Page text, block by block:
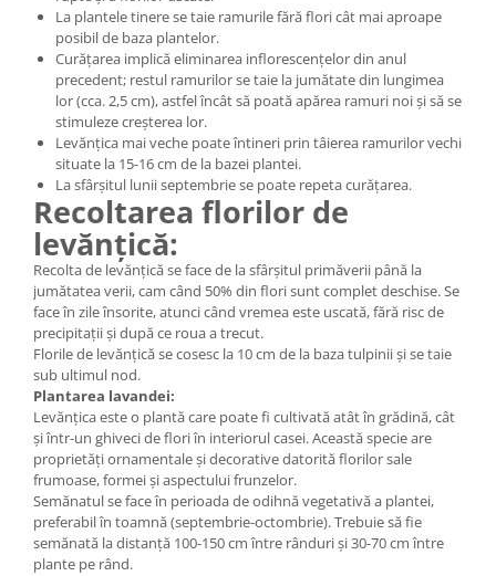
La plantele tinere se taie ramurile fără flori cât mai aproape
posibil de baza plantelor.
Curățarea implică eliminarea inflorescențelor din anul
precedent; restul ramurilor se taie la jumătate din lungimea
lor (cca. 2,5 cm), astfel încât să poată apărea ramuri noi și să se
stimuleze creșterea lor.
Levănțica mai veche poate întineri prin tâierea ramurilor vechi
situate la 15-16 cm de la bazei plantei.
La sfârșitul lunii septembrie se poate repeta curățarea.
Recoltarea florilor de
levănțică:
Recolta de levănțică se face de la sfârșitul primăverii până la
jumătatea verii, cam când 50% din flori sunt complet deschise. Se
face în zile însorite, atunci când vremea este uscată, fără risc de
precipitații și după ce roua a trecut.
Florile de levănțică se cosesc la 10 cm de la baza tulpinii și se taie
sub ultimul nod.
Plantarea lavandei:
Levănțica este o plantă care poate fi cultivată atât în grădină, cât
și într-un ghiveci de flori în interiorul casei. Această specie are
proprietăți ornamentale și decorative datorită florilor sale
frumoase, formei și aspectului frunzelor.
Semănatul se face în perioada de odihnă vegetativă a plantei,
preferabil în toamnă (septembrie-octombrie). Trebuie să fie
semănată la distanță 100-150 cm între rânduri și 30-70 cm între
plante pe rând.